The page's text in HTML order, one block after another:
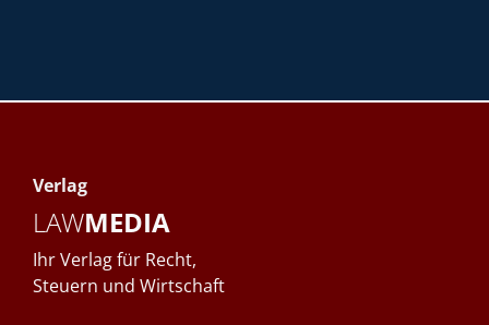
Verlag
LAWMEDIA
Ihr Verlag für Recht,
Steuern und Wirtschaft